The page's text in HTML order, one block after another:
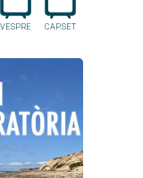
VESPRE CAP.SET